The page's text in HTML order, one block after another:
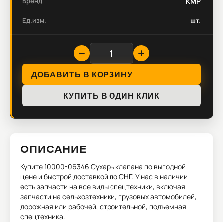
Ед.изм. шт.
ДОБАВИТЬ В КОРЗИНУ
КУПИТЬ В ОДИН КЛИК
ОПИСАНИЕ
Купите10000-06346 Сухарь клапана по выгодной
цене и быстрой доставкой по СНГ. У нас в наличии
есть запчасти на все виды спецтехники, включая
запчасти на сельхозтехники, грузовых автомобилей,
дорожная или рабочей, строительной, подъемная
спецтехника.